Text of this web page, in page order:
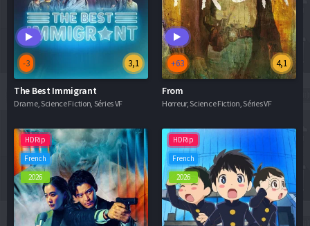
3,1
-3
The Best Immigrant
Drame, Science Fiction, Séries VF
4,1
+63
From
Horreur, Science Fiction, Séries VF
HDRip
French
2026
HDRip
French
2026